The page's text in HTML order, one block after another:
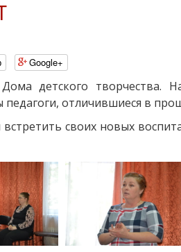
Google+
Дома детского
отличившиеся в
своих новых